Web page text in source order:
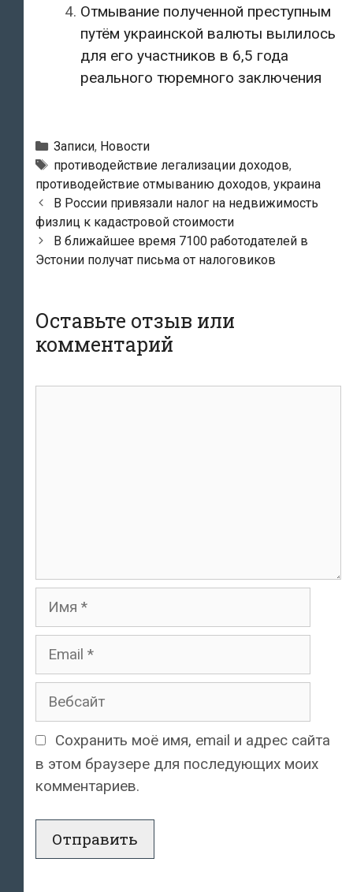
Отмывание полученной преступным
путём украинской валюты вылилось
для его участников в 6,5 года
реального тюремного заключения
Рубрики
Записи, Новости
Метки
противодействие легализации доходов,
противодействие отмыванию доходов, украина
Навигация
по
записям
В России привязали налог на недвижимость
физлиц к кадастровой стоимости
В ближайшее время 7100 работодателей в
Эстонии получат письма от налоговиков
Оставьте отзыв или
комментарий
Имя
Email
Вебсайт
Сохранить моё имя, email и адрес сайта
в этом браузере для последующих моих
комментариев.